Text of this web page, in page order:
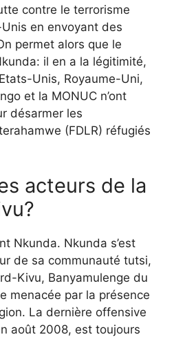
contre le terrorisme
en envoyant des
permet alors que le
il en a la légitimité,
Unis, Royaume-Uni,
et la MONUC n’ont
désarmer les
(FDLR) réfugiés
acteurs de la
Nkunda. Nkunda s’est
de sa communauté tutsi,
Kivu, Banyamulenge du
menacée par la présence
La dernière offensive
août 2008, est toujours